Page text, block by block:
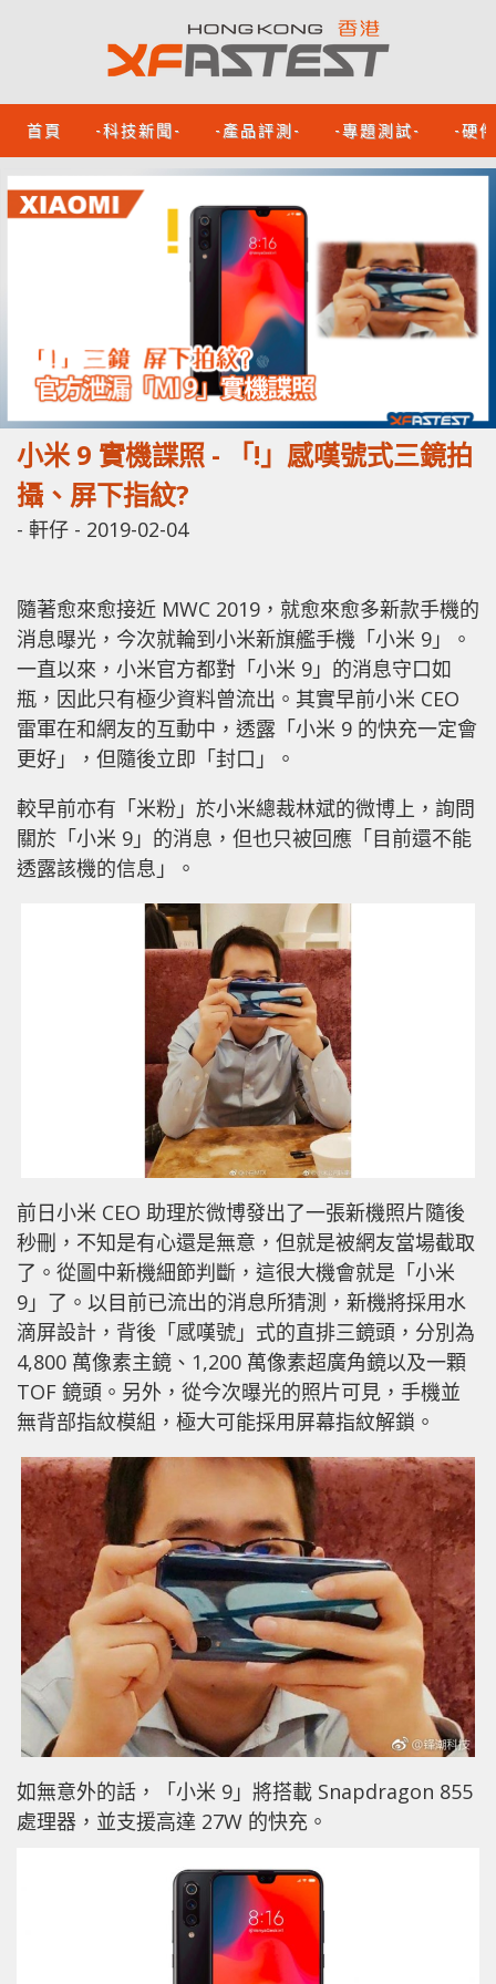
首頁 -科技新聞- -產品評測- -專題測試- -硬
小米 9 實機諜照 - 「!」感嘆號式三鏡拍
攝、屏下指紋?
- 軒仔 - 2019-02-04
隨著愈來愈接近 MWC 2019，就愈來愈多新款手機的
消息曝光，今次就輪到小米新旗艦手機「小米 9」。
一直以來，小米官方都對「小米 9」的消息守口如
瓶，因此只有極少資料曾流出。其實早前小米 CEO
雷軍在和網友的互動中，透露「小米 9 的快充一定會
更好」，但隨後立即「封口」。
較早前亦有「米粉」於小米總裁林斌的微博上，詢問
關於「小米 9」的消息，但也只被回應「目前還不能
透露該機的信息」。
前日小米 CEO 助理於微博發出了一張新機照片隨後
秒刪，不知是有心還是無意，但就是被網友當場截取
了。從圖中新機細節判斷，這很大機會就是「小米
9」了。以目前已流出的消息所猜測，新機將採用水
滴屏設計，背後「感嘆號」式的直排三鏡頭，分別為
4,800 萬像素主鏡、1,200 萬像素超廣角鏡以及一顆
TOF 鏡頭。另外，從今次曝光的照片可見，手機並
無背部指紋模組，極大可能採用屏幕指紋解鎖。
如無意外的話，「小米 9」將搭載 Snapdragon 855
處理器，並支援高達 27W 的快充。